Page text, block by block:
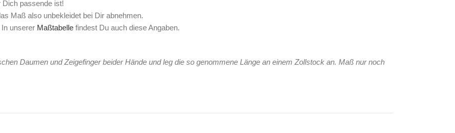
passende ist!
Maß also unbekleidet bei Dir abnehmen.
unserer Maßtabelle findest Du auch diese Angaben.
Daumen und Zeigefinger beider Hände und leg die so genommene Länge an einem Zollstock an. Maß nur noch